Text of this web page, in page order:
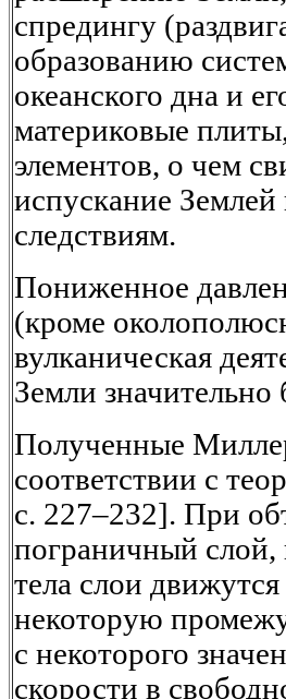
спредингу
образованию
океанского дна и
материковые
элементов, о чем
испускание
следствиям.
Пониженное
(кроме
вулканическая
Земли
Полученные
соответствии с
с. 227–232]. При
пограничный
тела слои
некоторую
с некоторого
скорости в